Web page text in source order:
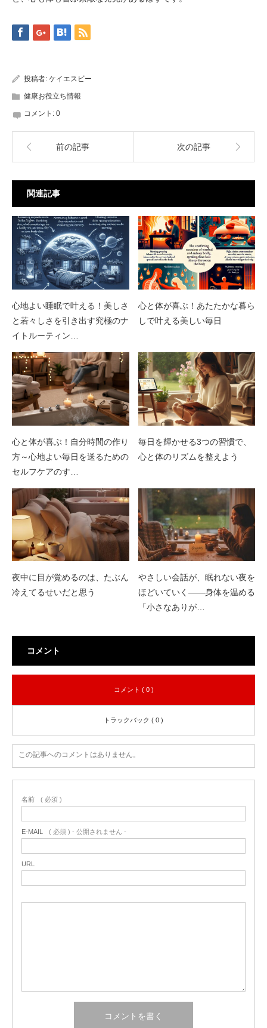
投稿者: ケイエスビー
健康お役立ち情報
コメント: 0
前の記事 次の記事
関連記事
心地よい睡眠で叶える！美しさ
と若々しさを引き出す究極のナ
イトルーティン…
心と体が喜ぶ！あたたかな暮ら
しで叶える美しい毎日
心と体が喜ぶ！自分時間の作り
方～心地よい毎日を送るための
セルフケアのす…
毎日を輝かせる3つの習慣で、
心と体のリズムを整えよう
夜中に目が覚めるのは、たぶん
冷えてるせいだと思う
やさしい会話が、眠れない夜を
ほどいていく——身体を温める
「小さなありが…
コメント
コメント ( 0 )
トラックバック ( 0 )
この記事へのコメントはありません。
名前 ( 必須 )
E-MAIL ( 必須 ) - 公開されません -
URL